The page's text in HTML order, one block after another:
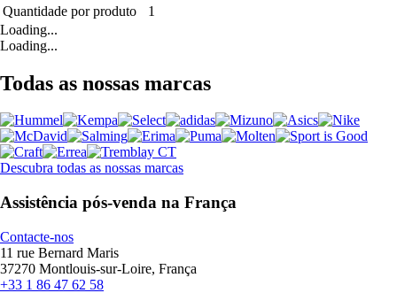
Quantidade por produto
1
Loading...
Loading...
Todas as nossas marcas
Descubra todas as nossas marcas
Assistência pós-venda na França
Contacte-nos
11 rue Bernard Maris
37270 Montlouis-sur-Loire, França
+33 1 86 47 62 58